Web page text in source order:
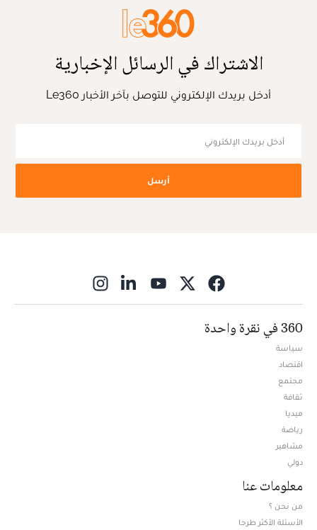
الاشتراك في الرسائل الإخبارية
أدخل بريدك الإلكتروني للتوصل بآخر الأخبار Le360
أرسل
360 في نقرة واحدة
سياسة
اقتصاد
مجتمع
ثقافة
ميديا
رياضة
مشاهير
دولي
معلومات عنا
من نحن ؟
الأسئلة الأكثر طرحا